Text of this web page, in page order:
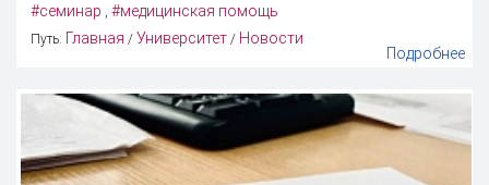
#семинар , #медицинская помощь
Путь: Главная / Университет / Новости
Подробнее